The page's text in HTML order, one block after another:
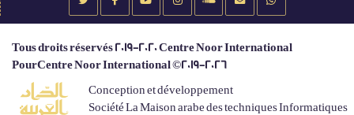
Tous droits réservés 2019-2020 Centre Noor International
PourCentre Noor International ©2019-2026
Conception et développement
Société La Maison arabe des techniques Informatiques